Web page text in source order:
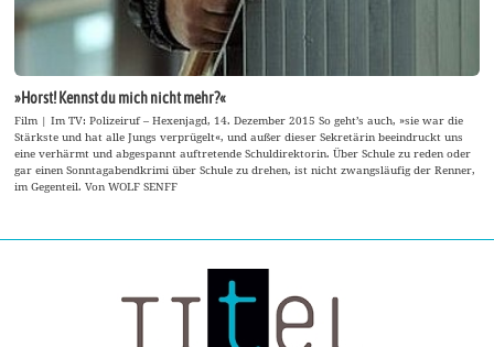
»Horst! Kennst du mich nicht mehr?«
Film | Im TV: Polizeiruf – Hexenjagd, 14. Dezember 2015 So geht’s auch, »sie war die
Stärkste und hat alle Jungs verprügelt«, und außer dieser Sekretärin beeindruckt uns
eine verhärmt und abgespannt auftretende Schuldirektorin. Über Schule zu reden oder
gar einen Sonntagabendkrimi über Schule zu drehen, ist nicht zwangsläufig der Renner,
im Gegenteil. Von WOLF SENFF